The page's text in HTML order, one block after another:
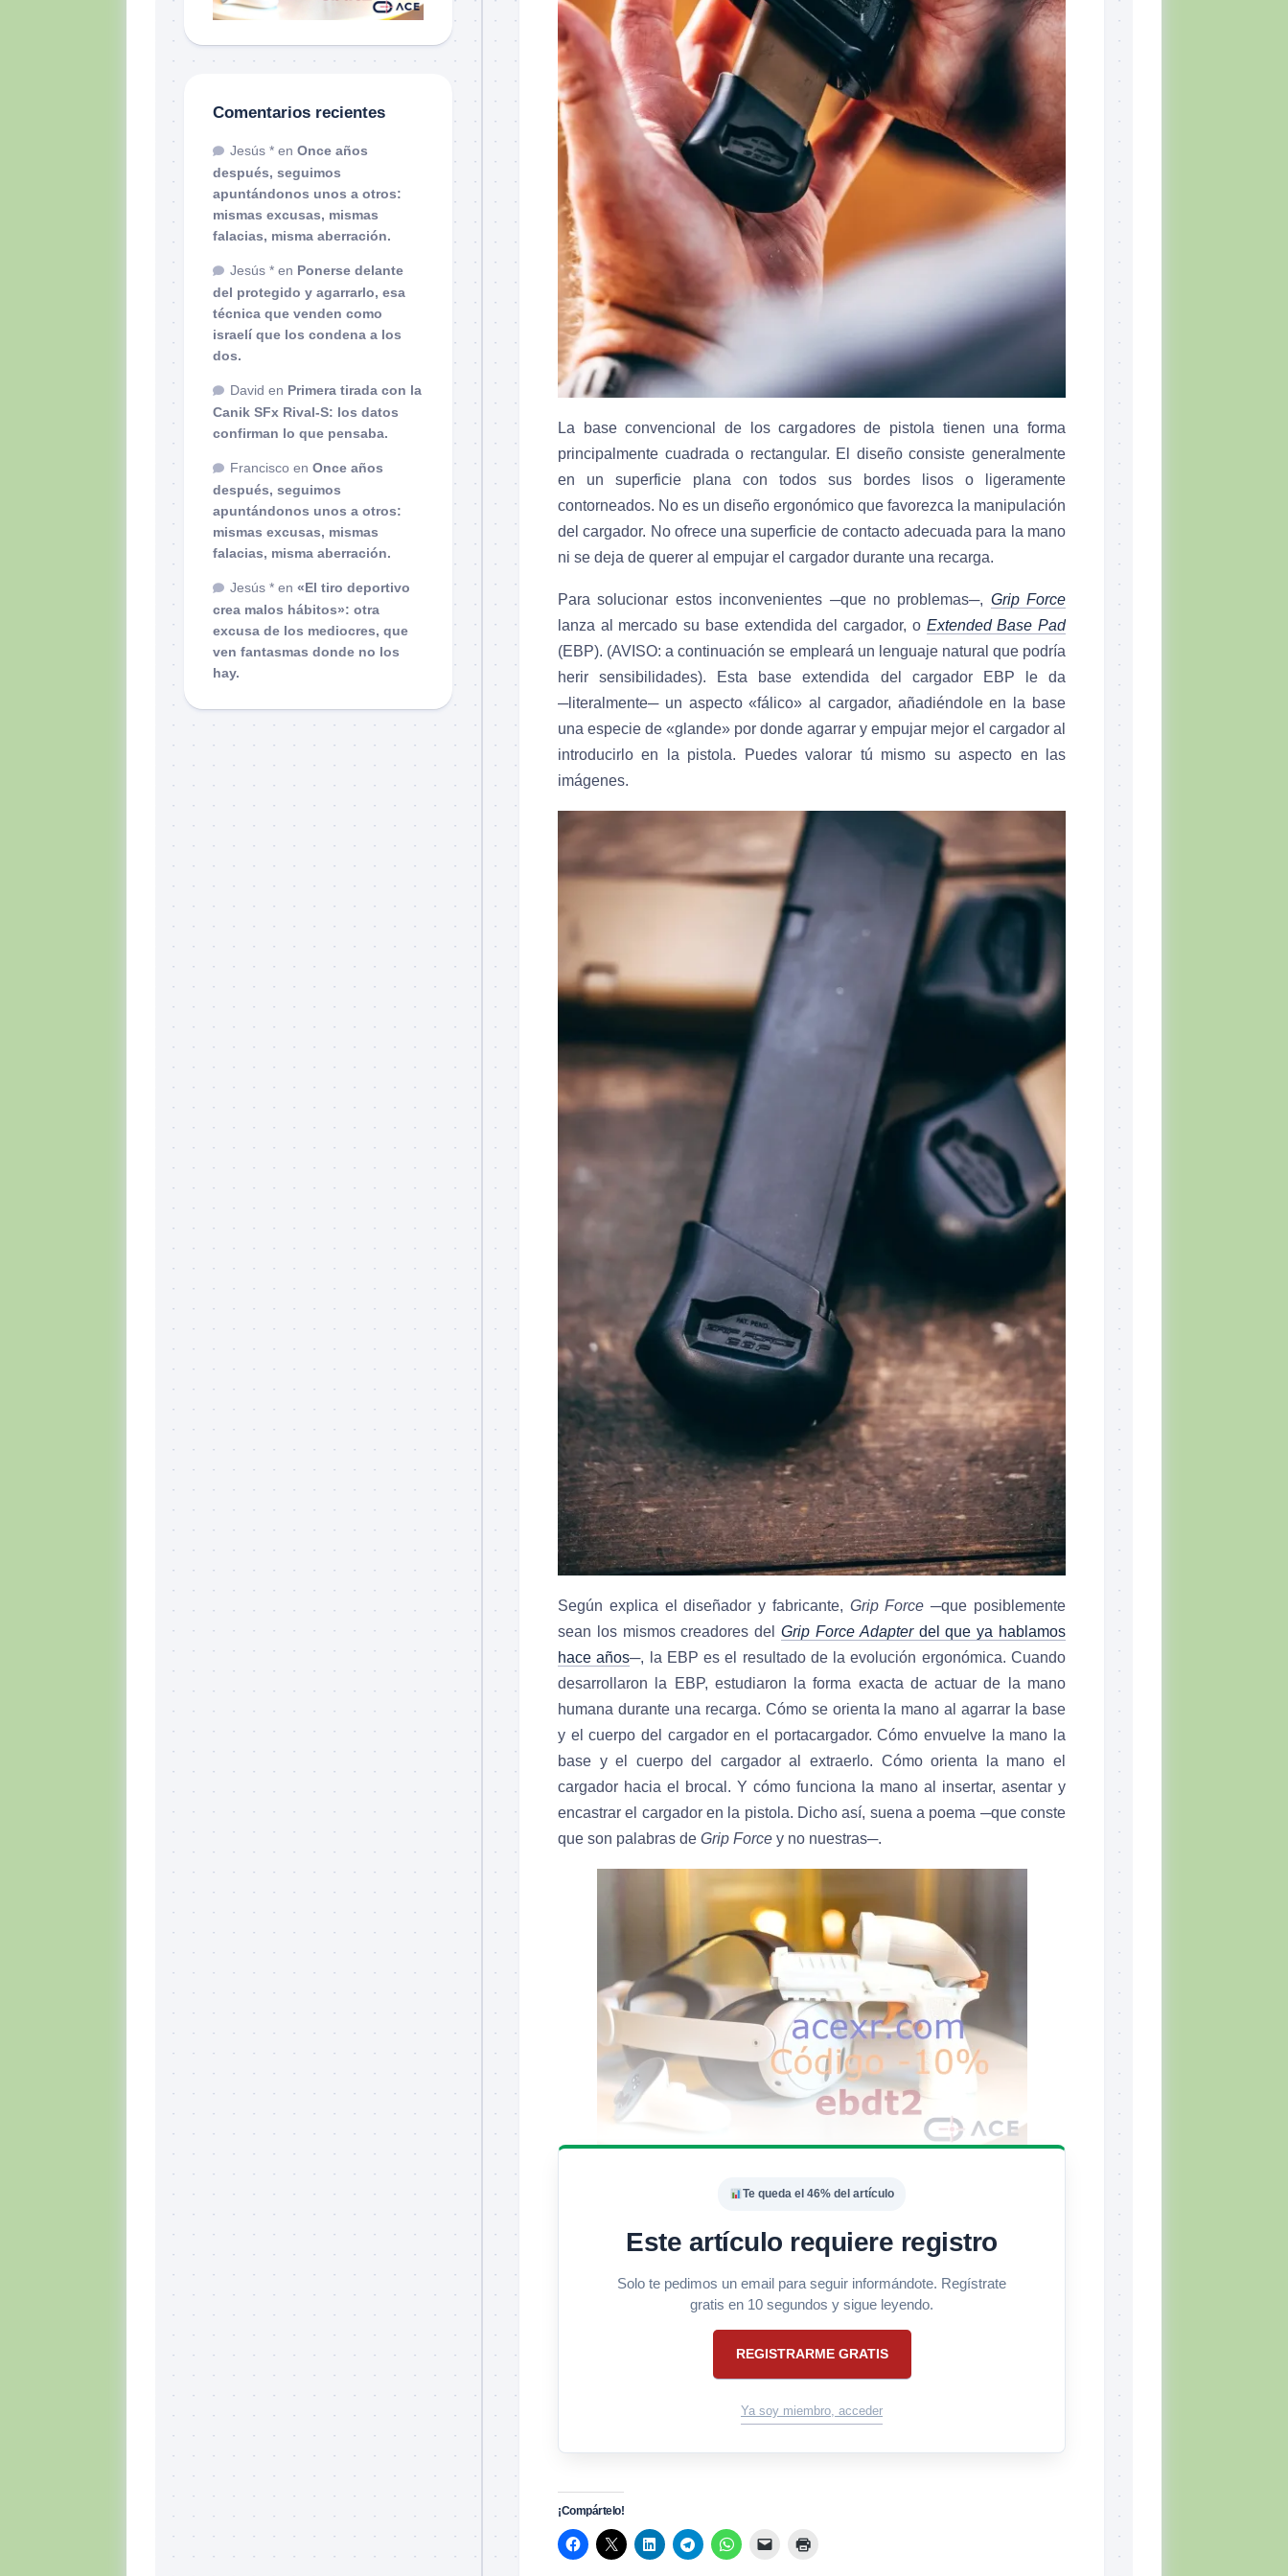
La base convencional de los cargadores de pistola tienen una forma
principalmente cuadrada o rectangular. El diseño consiste generalmente
en un superficie plana con todos sus bordes lisos o ligeramente
contorneados. No es un diseño ergonómico que favorezca la manipulación
del cargador. No ofrece una superficie de contacto adecuada para la mano
ni se deja de querer al empujar el cargador durante una recarga.
Para solucionar estos inconvenientes ─que no problemas─, Grip Force
lanza al mercado su base extendida del cargador, o Extended Base Pad
(EBP). (AVISO: a continuación se empleará un lenguaje natural que podría
herir sensibilidades). Esta base extendida del cargador EBP le da
─literalmente─ un aspecto «fálico» al cargador, añadiéndole en la base
una especie de «glande» por donde agarrar y empujar mejor el cargador al
introducirlo en la pistola. Puedes valorar tú mismo su aspecto en las
imágenes.
Según explica el diseñador y fabricante, Grip Force ─que posiblemente
sean los mismos creadores delGrip Force Adapterdel que ya hablamos
hace años─, la EBP es el resultado de la evolución ergonómica. Cuando
desarrollaron la EBP, estudiaron la forma exacta de actuar de la mano
humana durante una recarga. Cómo se orienta la mano al agarrar la base
y el cuerpo del cargador en el portacargador. Cómo envuelve la mano la
base y el cuerpo del cargador al extraerlo. Cómo orienta la mano el
cargador hacia el brocal. Y cómo funciona la mano al insertar, asentar y
encastrar el cargador en la pistola. Dicho así, suena a poema ─que conste
que son palabras de Grip Force y no nuestras─.
Te queda el 46% del artículo
Este artículo requiere registro
Solo te pedimos un email para seguir informándote. Regístrate
gratis en 10 segundos y sigue leyendo.
REGISTRARME GRATIS
Ya soy miembro, acceder
¡Compártelo!
Comentarios recientes
Jesús * en Once años
después, seguimos
apuntándonos unos a otros:
mismas excusas, mismas
falacias, misma aberración.
Jesús * en Ponerse delante
del protegido y agarrarlo, esa
técnica que venden como
israelí que los condena a los
dos.
David en Primera tirada con la
Canik SFx Rival-S: los datos
confirman lo que pensaba.
Francisco en Once años
después, seguimos
apuntándonos unos a otros:
mismas excusas, mismas
falacias, misma aberración.
Jesús * en «El tiro deportivo
crea malos hábitos»: otra
excusa de los mediocres, que
ven fantasmas donde no los
hay.